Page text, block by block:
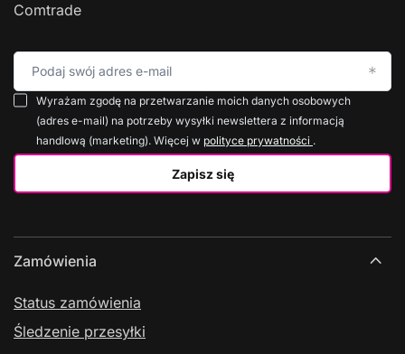
Comtrade
Podaj swój adres e-mail
Zapisz się
Wyrażam zgodę na przetwarzanie moich danych osobowych
(adres e-mail) na potrzeby wysyłki newslettera z informacją
handlową (marketing). Więcej w polityce prywatności .
Zamówienia
Status zamówienia
Śledzenie przesyłki